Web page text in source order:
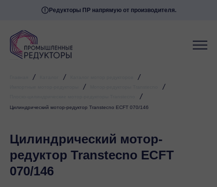
Редукторы ПР напрямую от производителя.
/ / /
/ /
/
Цилиндрический мотор-редуктор Transtecno ECFT 070/146
Цилиндрический мотор-
редуктор Transtecno ECFT
070/146